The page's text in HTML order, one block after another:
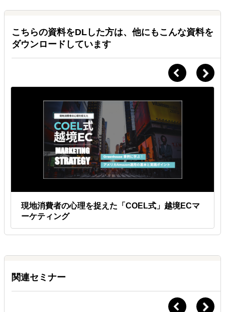
こちらの資料をDLした方は、他にもこんな資料を
ダウンロードしています
現地消費者の心理を捉えた「COEL式」越境ECマ
ーケティング
関連セミナー